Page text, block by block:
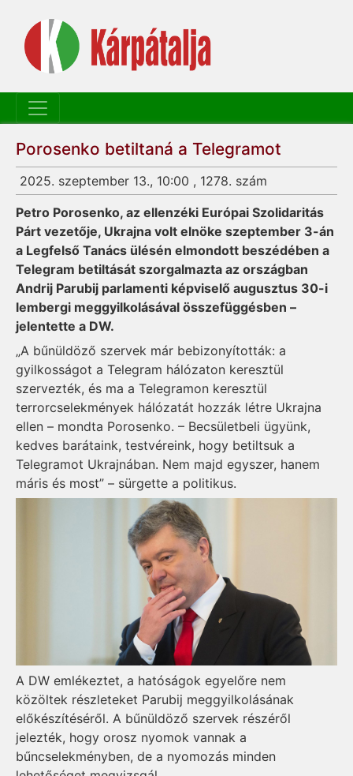
Porosenko betiltaná a Telegramot
2025. szeptember 13., 10:00 , 1278. szám
Petro Porosenko, az ellenzéki Európai Szolidaritás
Párt vezetője, Ukrajna volt elnöke szeptember 3-án
a Legfelső Tanács ülésén elmondott beszédében a
Telegram betiltását szorgalmazta az országban
Andrij Parubij parlamenti képviselő augusztus 30-i
lembergi meggyilkolásával összefüggésben –
jelentette a DW.
„A bűnüldöző szervek már bebizonyították: a
gyilkosságot a Telegram hálózaton keresztül
szervezték, és ma a Telegramon keresztül
terrorcselekmények hálózatát hozzák létre Ukrajna
ellen – mondta Porosenko. – Becsületbeli ügyünk,
kedves barátaink, testvéreink, hogy betiltsuk a
Telegramot Ukrajnában. Nem majd egyszer, hanem
máris és most” – sürgette a politikus.
A DW emlékeztet, a hatóságok egyelőre nem
közöltek részleteket Parubij meggyilkolásának
előkészítéséről. A bűnüldöző szervek részéről
jelezték, hogy orosz nyomok vannak a
bűncselekményben, de a nyomozás minden